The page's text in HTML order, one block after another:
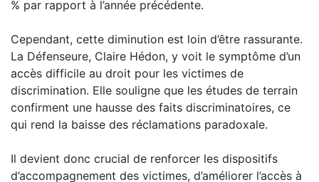
% par rapport à l’année précédente.
Cependant, cette diminution est loin d’être rassurante.
La Défenseure, Claire Hédon, y voit le symptôme d’un
accès difficile au droit pour les victimes de
discrimination. Elle souligne que les études de terrain
confirment une hausse des faits discriminatoires, ce
qui rend la baisse des réclamations paradoxale.
Il devient donc crucial de renforcer les dispositifs
d’accompagnement des victimes, d’améliorer l’accès à